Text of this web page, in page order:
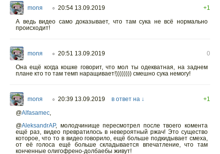
monя ○ 20:54 13.09.2019
+1
А ведь видео само доказывает, что там сука не всё нормально
происходит!
monя ○ 20:51 13.09.2019
0
Она ещё когда кошке говорит, что мол ты одекватная, на заднем
плане кто то там темп наращивает!)))))))) смешно сука немогу!
monя ○ 20:39 13.09.2019 в ответ на ↓
+1
@Alfasamec
@AleksandrAP, молодчинище пересмотрел после твоего комента
ещё раз, видео превратилось в невероятный ржач! Это существо
которое, что то в видео говорило, ещё больше подкидывает смеха,
от её голоса ещё больше складывается впечатление, что там
конченные олигофрено-долбаебы живут!